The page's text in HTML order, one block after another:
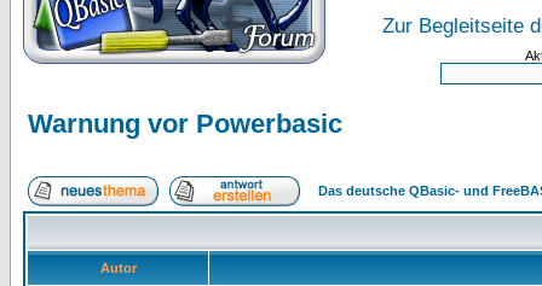
Zur Begleitseite
Warnung vor Powerbasic
Das deutsche QBasic- und
Autor